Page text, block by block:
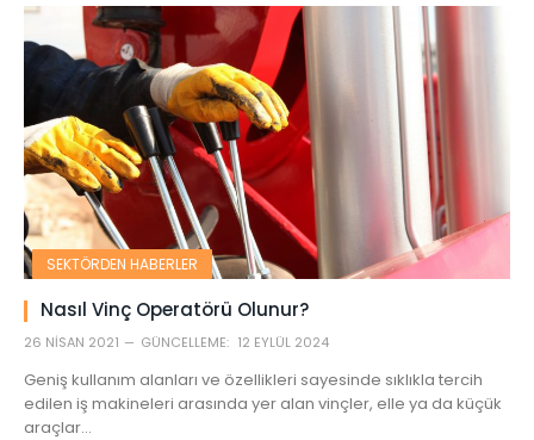
SEKTÖRDEN HABERLER
Nasıl Vinç Operatörü Olunur?
26 NISAN 2021 GÜNCELLEME: 12 EYLÜL 2024
Geniş kullanım alanları ve özellikleri sayesinde sıklıkla tercih
edilen iş makineleri arasında yer alan vinçler, elle ya da küçük
araçlar…